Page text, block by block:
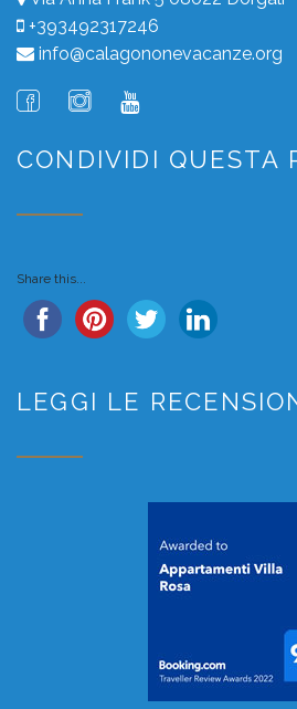
+393492317246
info@calagononevacanze.org
CONDIVIDI QUESTA
Share this...
LEGGI LE